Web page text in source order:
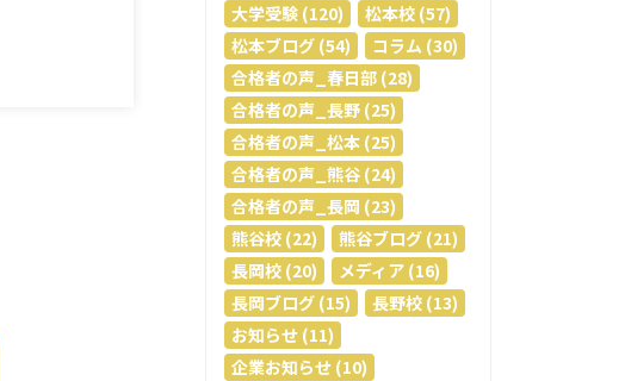
大学受験 (120)
松本校 (57)
松本ブログ (54)
コラム (30)
合格者の声_春日部 (28)
合格者の声_長野 (25)
合格者の声_松本 (25)
合格者の声_熊谷 (24)
合格者の声_長岡 (23)
熊谷校 (22)
熊谷ブログ (21)
長岡校 (20)
メディア (16)
長岡ブログ (15)
長野校 (13)
お知らせ (11)
企業お知らせ (10)